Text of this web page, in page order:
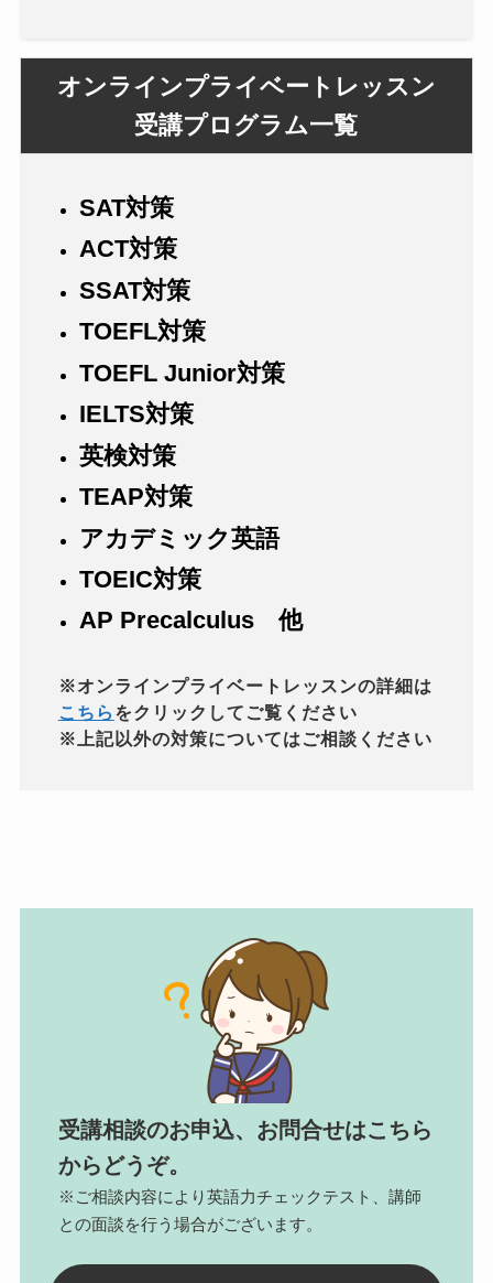
オンラインプライベートレッスン
受講プログラム一覧
SAT対策
ACT対策
SSAT対策
TOEFL対策
TOEFL Junior対策
IELTS対策
英検対策
TEAP対策
アカデミック英語
TOEIC対策
AP Precalculus他
※オンラインプライベートレッスンの詳細は
こちら をクリックしてご覧ください
※上記以外の対策についてはご相談ください
受講相談のお申込、お問合せはこちら
からどうぞ。
※ご相談内容により英語力チェックテスト、講師
との面談を行う場合がございます。